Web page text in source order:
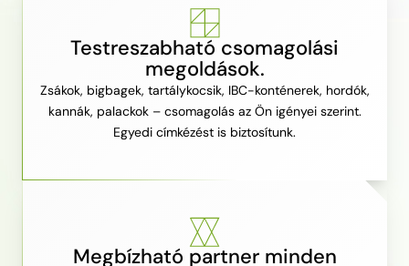
Testreszabható csomagolási
megoldások.
Zsákok, bigbagek, tartálykocsik, IBC-konténerek, hordók,
kannák, palackok – csomagolás az Ön igényei szerint.
Egyedi címkézést is biztosítunk.
Megbízható partner minden